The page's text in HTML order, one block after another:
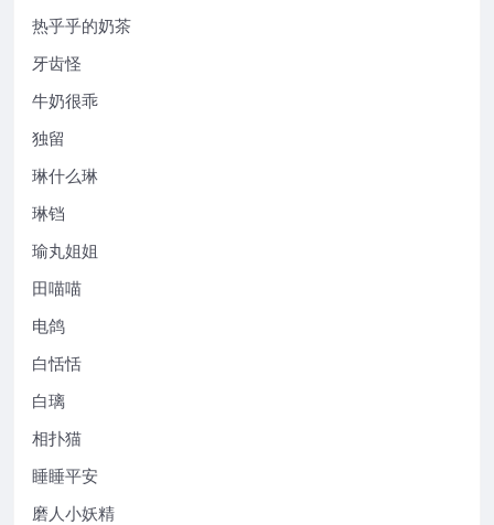
热乎乎的奶茶
牙齿怪
牛奶很乖
独留
琳什么琳
琳铛
瑜丸姐姐
田喵喵
电鸽
白恬恬
白璃
相扑猫
睡睡平安
磨人小妖精